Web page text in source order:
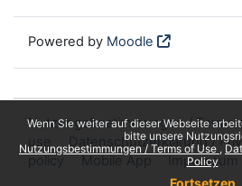
Wenn Sie weiter auf dieser Webseite
bitte unsere
Nutzungsbestimmungen / Terms of Use
Policy
Fortsetzen
Powered by Moodle
Nutzungsbestimmungen / Terms
use
Datenschutzerklärung /
policy
Mobile App Impressum